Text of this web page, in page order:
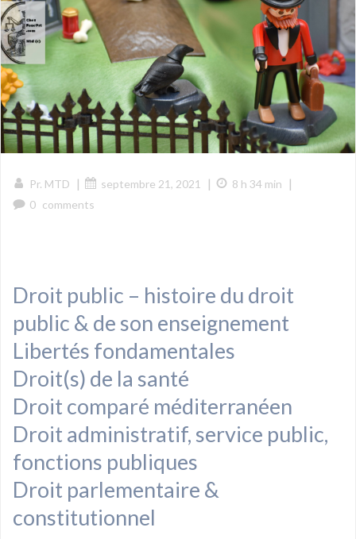
Pr. MTD | septembre 21, 2021 | 8 h 34 min |
0 comments
Droit public – histoire du droit
public & de son enseignement
Libertés fondamentales
Droit(s) de la santé
Droit comparé méditerranéen
Droit administratif, service public,
fonctions publiques
Droit parlementaire &
constitutionnel